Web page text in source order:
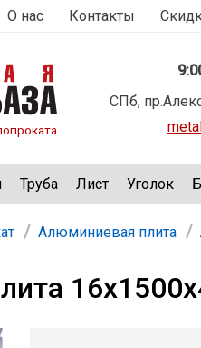
О нас Контакты
СПб,
Труба Лист Уголок
Алюминиевая плита